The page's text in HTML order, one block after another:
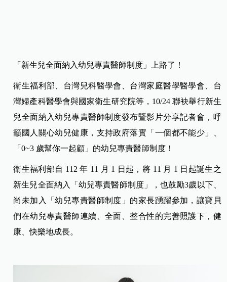
「新生兒全面納入幼兒專責醫師制度」上路了！
衛生福利部、台灣兒科醫學會、台灣家庭醫學醫學會、台
灣婦產科醫學會與國家衛生研究院等，10/24 聯袂舉行新生
兒全面納入幼兒專責醫師制度發布暨影片分享記者會，呼
籲國人關心幼兒健康，支持政府落實「一個都不能少」、
「0~3 歲幫你一起顧」的幼兒專責醫師制度！
衛生福利部自 112 年 11 月 1 日起，將 11 月 1 日起誕生之
新生兒全面納入「幼兒專責醫師制度」，也鼓勵3歲以下、
尚未加入「幼兒專責醫師制度」的家長踴躍參加，讓寶貝
們在幼兒專責醫師連續、全面、整合性的完善照護下，健
康、快樂地成長。